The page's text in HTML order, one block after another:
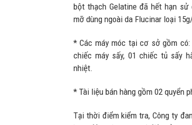
bột thạch Gelatine đã hết hạn sử
mỡ dùng ngoài da Flucinar loại
* Các máy móc tại cơ sở gồm
chiếc máy sấy, 01 chiếc tủ sấy
nhiệt.
* Tài liệu bán hàng gồm 02 quyển
Tại thời điểm kiểm tra, Công ty